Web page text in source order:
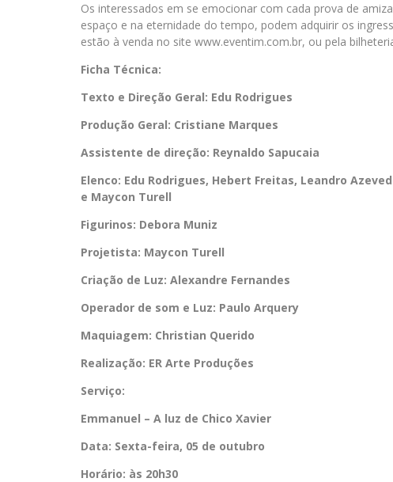
Os interessados em se emocionar com cada prova de
espaço e na eternidade do tempo, podem adquirir os
estão à venda no site www.eventim.com.br, ou pela
Ficha Técnica:
Texto e Direção Geral: Edu Rodrigues
Produção Geral: Cristiane Marques
Assistente de direção: Reynaldo Sapucaia
Elenco: Edu Rodrigues, Hebert Freitas, Leandro
e Maycon Turell
Figurinos: Debora Muniz
Projetista: Maycon Turell
Criação de Luz: Alexandre Fernandes
Operador de som e Luz: Paulo Arquery
Maquiagem: Christian Querido
Realização: ER Arte Produções
Serviço:
Emmanuel – A luz de Chico Xavier
Data: Sexta-feira, 05 de outubro
Horário: às 20h30